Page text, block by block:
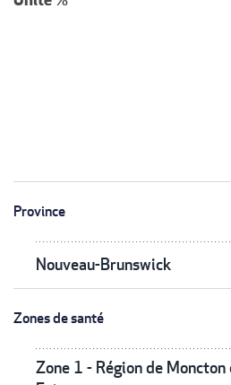
Province
Nouveau-Brunswick
Zones de santé
Zone 1 - Région de